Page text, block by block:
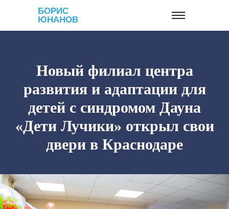
БОРИС
ЮНАНОВ
Новый филиал центра
развития и адаптации для
детей с синдромом Дауна
«Дети Лучики» открыл свои
двери в Краснодаре